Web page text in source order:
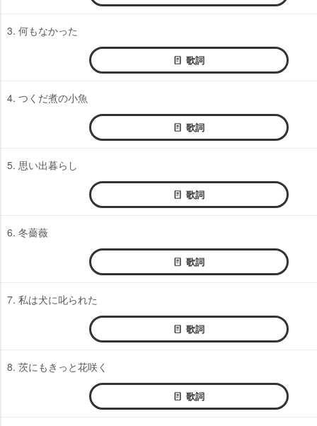
3. 何もなかった
歌詞
4. つくだ煮の小魚
歌詞
5. 思い出暮らし
歌詞
6. 冬薔薇
歌詞
7. 私は犬に叱られた
歌詞
8. 茨にもきっと花咲く
歌詞